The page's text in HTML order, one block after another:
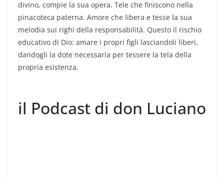
divino, compie la sua opera. Tele che finiscono nella
pinacoteca paterna. Amore che libera e tesse la sua
melodia sui righi della responsabilità. Questo il rischio
educativo di Dio: amare i propri figli lasciandoli liberi,
dandogli la dote necessaria per tessere la tela della
propria esistenza.
il Podcast di don Luciano